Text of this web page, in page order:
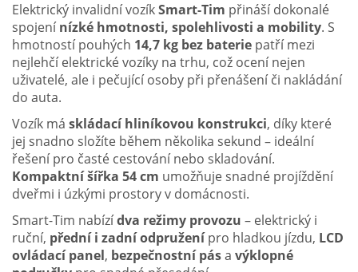
Elektrický invalidní vozíkSmart-Tim přináší dokonalé
spojenínízké hmotnosti, spolehlivosti a mobility. S
hmotností pouhých 14,7 kg bez baterie patří mezi
nejlehčí elektrické vozíky na trhu, což ocení nejen
uživatelé, ale i pečující osoby při přenášení či nakládání
do auta.
Vozík má skládací hliníkovou konstrukci, díky které
jej snadno složíte během několika sekund – ideální
řešení pro časté cestování nebo skladování.
Kompaktní šířka 54 cm umožňuje snadné projíždění
dveřmi i úzkými prostory v domácnosti.
Smart-Tim nabízídva režimy provozu – elektrický i
ruční, přední i zadní odpruženípro hladkou jízdu, LCD
ovládací panel, bezpečnostní pása výklopné